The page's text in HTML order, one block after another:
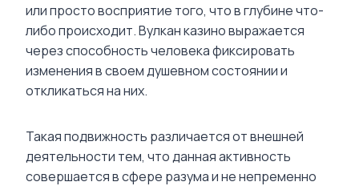
или просто восприятие того, что в глубине что-
либо происходит. Вулкан казино выражается
через способность человека фиксировать
изменения в своем душевном состоянии и
откликаться на них.
Такая подвижность различается от внешней
деятельности тем, что данная активность
совершается в сфере разума и не непременно